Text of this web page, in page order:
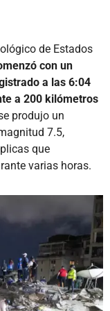
de Estados
con un
a las 6:04
a 200 kilómetros
produjo un
7.5,
que
varias horas.